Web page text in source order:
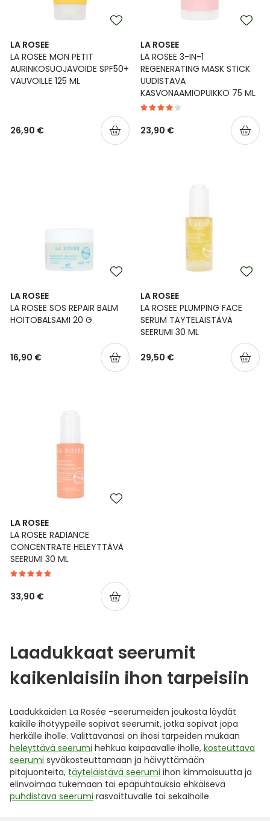
LA ROSEE
LA ROSEE MON PETIT
AURINKOSUOJAVOIDE SPF50+
VAUVOILLE 125 ML
26,90 €
LA ROSEE
LA ROSEE 3-IN-1
REGENERATING MASK STICK
UUDISTAVA
KASVONAAMIOPUIKKO 75 ML
23,90 €
LA ROSEE
LA ROSEE SOS REPAIR BALM
HOITOBALSAMI 20 G
16,90 €
LA ROSEE
LA ROSEE PLUMPING FACE
SERUM TÄYTELÄISTÄVÄ
SEERUMI 30 ML
29,50 €
LA ROSEE
LA ROSEE RADIANCE
CONCENTRATE HELEYTTÄVÄ
SEERUMI 30 ML
33,90 €
Laadukkaat seerumit
kaikenlaisiin ihon tarpeisiin
Laadukkaiden La Rosée -seerumeiden joukosta löydät
kaikille ihotyypeille sopivat seerumit, jotka sopivat jopa
herkälle iholle. Valittavanasi on ihosi tarpeiden mukaan
heleyttävä seerumi hehkua kaipaavalle iholle, kosteuttava
seerumi syväkosteuttamaan ja häivyttämään
pitajuonteita, täyteläistävä seerumi ihon kimmoisuutta ja
elinvoimaa tukemaan tai epäpuhtauksia ehkäisevä
puhdistava seerumi rasvoittuvalle tai sekaiholle.